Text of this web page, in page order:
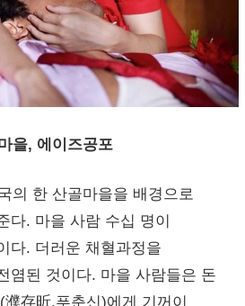
을, 에이즈공포
의 한 산골마을을 배경으로
다. 마을 사람 수십 명이
다. 더러운 채혈과정을
염된 것이다. 마을 사람들은 돈
存昕,푸춘신)에게 기꺼이